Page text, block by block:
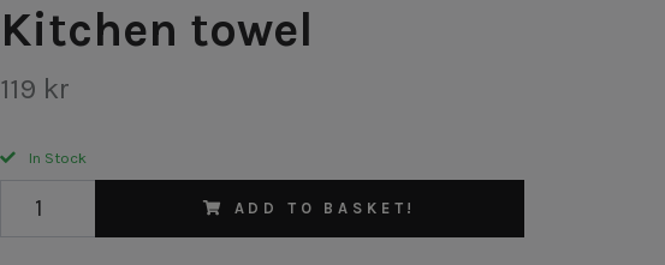
Kitchen towel
119 kr
In Stock
ADD TO BASKET!